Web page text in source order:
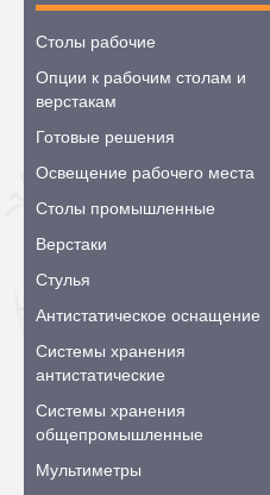
Столы рабочие
Опции к рабочим столам и
верстакам
Готовые решения
Освещение рабочего места
Столы промышленные
Верстаки
Стулья
Антистатическое оснащение
Системы хранения
антистатические
Системы хранения
общепромышленные
Мультиметры